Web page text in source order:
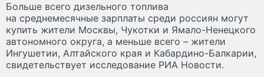
Больше всего дизельного топлива
на среднемесячные зарплаты среди россиян могут
купить жители Москвы, Чукотки и Ямало-Ненецкого
автономного округа, а меньше всего – жители
Ингушетии, Алтайского края и Кабардино-Балкарии,
свидетельствует исследование РИА Новости.